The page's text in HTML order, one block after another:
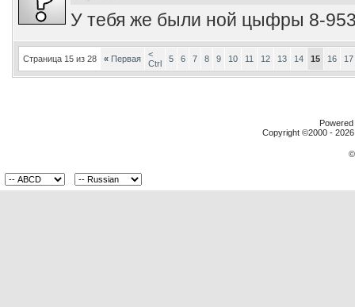
У тебя же были ной цыфры 8-
Страница 15 из 28 « Первая
<
Ctrl
5 6 7 8 9 10 11 12 13 14 15 16 17
Copyright ©2000 -
©